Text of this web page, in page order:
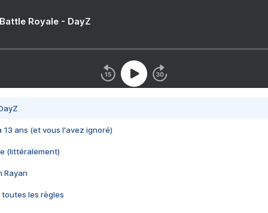
Royale - DayZ
13 ans (et vous l'avez ignoré)
(littéralement)
Rayan
toutes les règles